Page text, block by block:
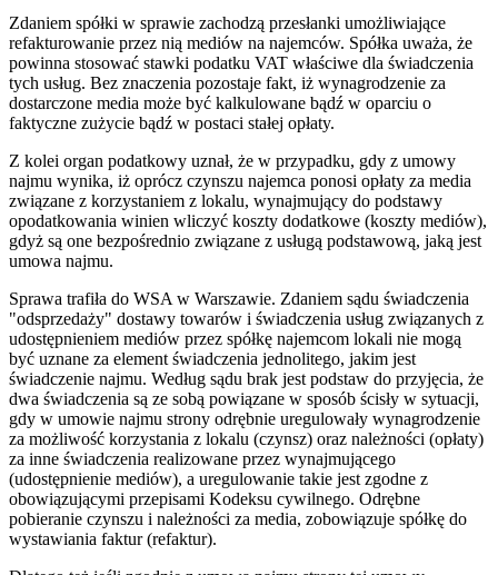
Zdaniem spółki w sprawie zachodzą przesłanki umożliwiające
refakturowanie przez nią mediów na najemców. Spółka uważa, że
powinna stosować stawki podatku VAT właściwe dla świadczenia
tych usług. Bez znaczenia pozostaje fakt, iż wynagrodzenie za
dostarczone media może być kalkulowane bądź w oparciu o
faktyczne zużycie bądź w postaci stałej opłaty.
Z kolei organ podatkowy uznał, że w przypadku, gdy z umowy
najmu wynika, iż oprócz czynszu najemca ponosi opłaty za media
związane z korzystaniem z lokalu, wynajmujący do podstawy
opodatkowania winien wliczyć koszty dodatkowe (koszty mediów),
gdyż są one bezpośrednio związane z usługą podstawową, jaką jest
umowa najmu.
Sprawa trafiła do WSA w Warszawie. Zdaniem sądu świadczenia
"odsprzedaży" dostawy towarów i świadczenia usług związanych z
udostępnieniem mediów przez spółkę najemcom lokali nie mogą
być uznane za element świadczenia jednolitego, jakim jest
świadczenie najmu. Według sądu brak jest podstaw do przyjęcia, że
dwa świadczenia są ze sobą powiązane w sposób ścisły w sytuacji,
gdy w umowie najmu strony odrębnie uregulowały wynagrodzenie
za możliwość korzystania z lokalu (czynsz) oraz należności (opłaty)
za inne świadczenia realizowane przez wynajmującego
(udostępnienie mediów), a uregulowanie takie jest zgodne z
obowiązującymi przepisami Kodeksu cywilnego. Odrębne
pobieranie czynszu i należności za media, zobowiązuje spółkę do
wystawiania faktur (refaktur).